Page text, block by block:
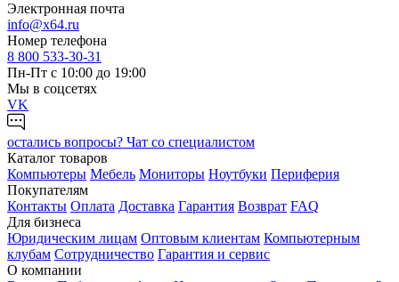
Электронная почта
info@x64.ru
Номер телефона
8 800 533-30-31
Пн-Пт с 10:00 до 19:00
Мы в соцсетях
VK
остались вопросы? Чат со специалистом
Каталог товаров
Компьютеры Мебель Мониторы Ноутбуки Периферия
Покупателям
Контакты Оплата Доставка Гарантия Возврат FAQ
Для бизнеса
Юридическим лицам Оптовым клиентам Компьютерным
клубам Сотрудничество Гарантия и сервис
О компании